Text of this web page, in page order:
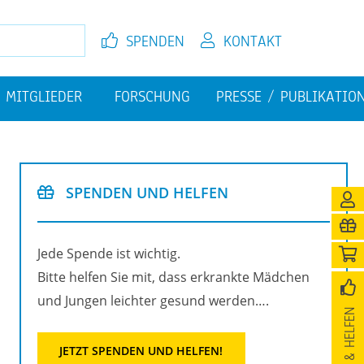
KON­TAKT
SPEN­DEN
MIT­GLIE­DER FOR­SCHUNG PRES­SE /
SPEN­DEN UND HEL­FEN
Jede Spen­de ist wich­tig.
Bitte hel­fen Sie mit, dass er­krank­te Mäd­chen
und Jun­gen leich­ter ge­sund wer­den….
JETZT SPEN­DEN UND HEL­FEN!